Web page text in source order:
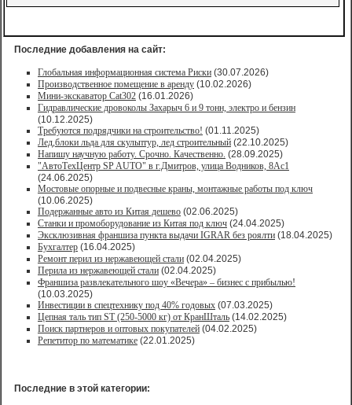
Последние добавления на сайт:
Глобальная информационная система Риски (30.07.2026)
Производственное помещение в аренду (10.02.2026)
Мини-экскаватор Cat302 (16.01.2026)
Гидравлические дровоколы Захарыч 6 и 9 тонн, электро и бензин
(10.12.2025)
Требуются подрядчики на строительство! (01.11.2025)
Лед,блоки льда для скульптур, лед строительный (22.10.2025)
Напишу научную работу. Срочно. Качественно. (28.09.2025)
"АвтоТехЦентр SP AUTO" в г.Дмитров, улица Водников, 8Ас1
(24.06.2025)
Мостовые опорные и подвесные краны, монтажные работы под ключ
(10.06.2025)
Подержанные авто из Китая дешево (02.06.2025)
Станки и промоборудование из Китая под ключ (24.04.2025)
Эксклюзивная франшиза пункта выдачи IGRAR без роялти (18.04.2025)
Бухгалтер (16.04.2025)
Ремонт перил из нержавеющей стали (02.04.2025)
Перила из нержавеющей стали (02.04.2025)
Франшиза развлекательного шоу «Вечера» – бизнес с прибылью!
(10.03.2025)
Инвестиции в спецтехнику под 40% годовых (07.03.2025)
Цепная таль тип ST (250-5000 кг) от КранШталь (14.02.2025)
Поиск партнеров и оптовых покупателей (04.02.2025)
Репетитор по математике (22.01.2025)
Последние в этой категории: